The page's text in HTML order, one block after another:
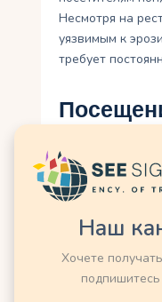
Несмотря на
уязвимым к
требует
посещаемых
Ирландии,
000 туристов.
расположен
рамках
Наш
Хочете